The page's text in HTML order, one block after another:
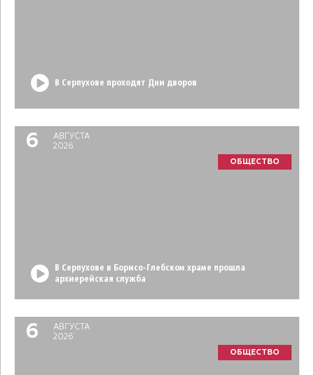
В Серпухове проходят Дни дворов
6
АВГУСТА
2026
ОБЩЕСТВО
В Серпухове в Борисо-Глебском храме прошла
архиерейская служба
6
АВГУСТА
2026
ОБЩЕСТВО